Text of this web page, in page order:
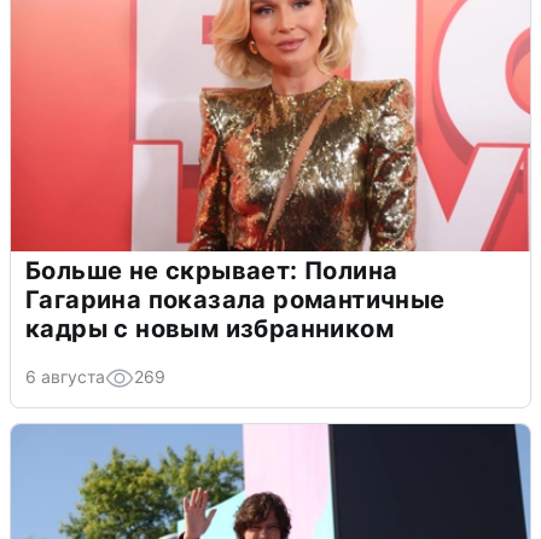
Больше не скрывает: Полина
Гагарина показала романтичные
кадры с новым избранником
6 августа 269